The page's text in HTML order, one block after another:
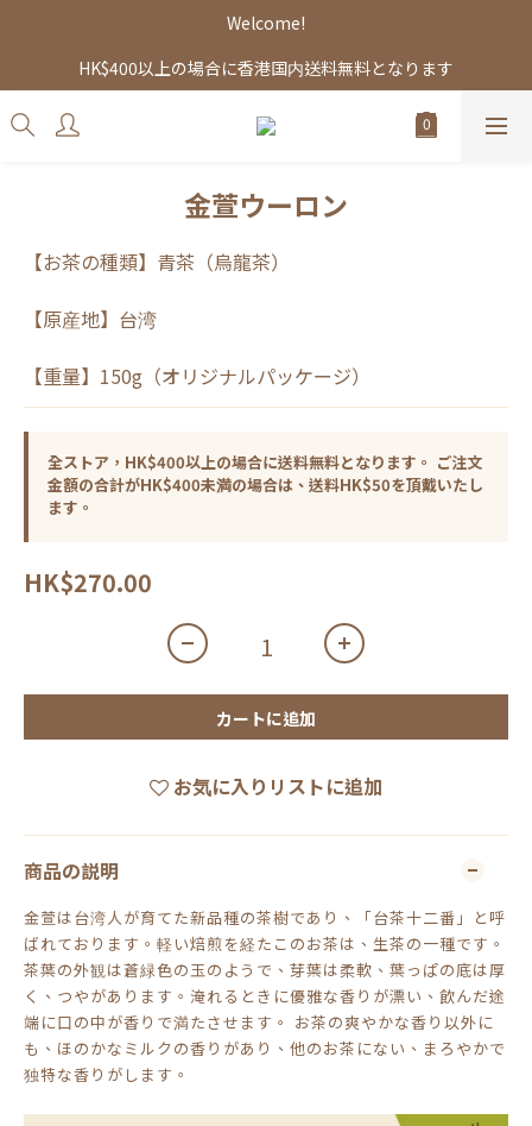
Welcome!
HK$400以上の場合に香港国内送料無料となります
金萱ウーロン
【お茶の種類】青茶（烏龍茶）
【原産地】台湾
【重量】150g（オリジナルパッケージ）
全ストア，HK$400以上の場合に送料無料となります。 ご注文
金額の合計がHK$400未満の場合は、送料HK$50を頂戴いたし
ます。
HK$270.00
カートに追加
お気に入りリストに追加
商品の説明
金萱は台湾人が育てた新品種の茶樹であり、「台茶十二番」と呼
ばれております。軽い焙煎を経たこのお茶は、生茶の一種です。
茶葉の外観は蒼緑色の玉のようで、芽葉は柔軟、葉っぱの底は厚
く、つやがあります。淹れるときに優雅な香りが漂い、飲んだ途
端に口の中が香りで満たさせます。 お茶の爽やかな香り以外に
も、ほのかなミルクの香りがあり、他のお茶にない、まろやかで
独特な香りがします。